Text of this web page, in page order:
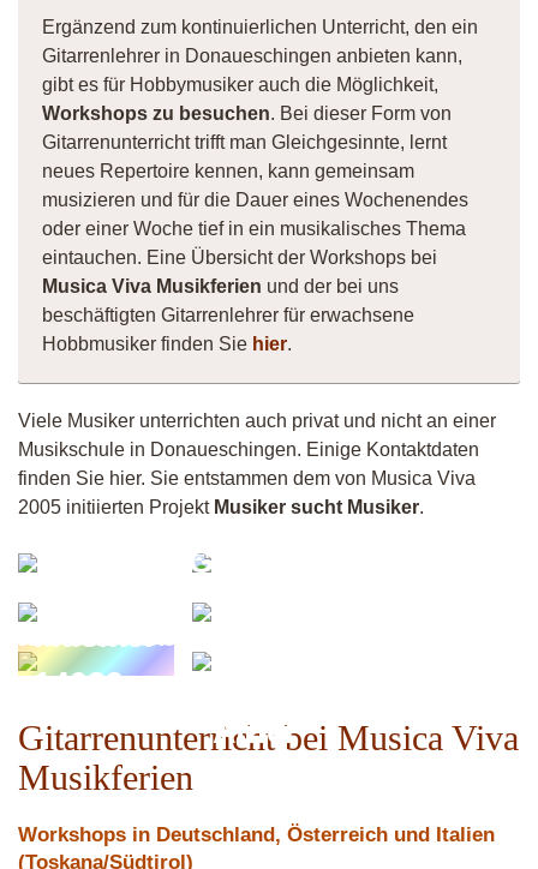
Ergänzend zum kontinuierlichen Unterricht, den ein
Gitarrenlehrer in Donaueschingen anbieten kann,
gibt es für Hobbymusiker auch die Möglichkeit,
Workshops zu besuchen. Bei dieser Form von
Gitarrenunterricht trifft man Gleichgesinnte, lernt
neues Repertoire kennen, kann gemeinsam
musizieren und für die Dauer eines Wochenendes
oder einer Woche tief in ein musikalisches Thema
eintauchen. Eine Übersicht der Workshops bei
Musica Viva Musikferien und der bei uns
beschäftigten Gitarrenlehrer für erwachsene
Hobbmusiker finden Sie hier.
Viele Musiker unterrichten auch privat und nicht an einer
Musikschule in Donaueschingen. Einige Kontaktdaten
finden Sie hier. Sie entstammen dem von Musica Viva
2005 initiierten Projekt Musiker sucht Musiker.
Guitarsilvi
Musiker
14039
Adler
Gitarrenunterricht bei Musica Viva
Musikferien
Workshops in Deutschland, Österreich und Italien
(Toskana/Südtirol)